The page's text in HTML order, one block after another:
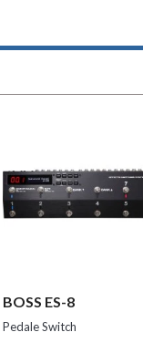
BOSS ES-8
Pedale Switch